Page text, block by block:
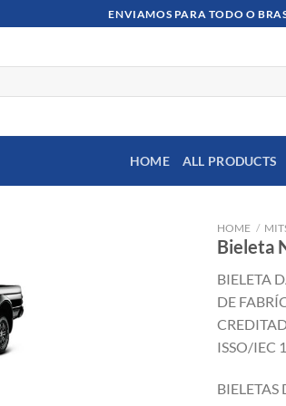
ENVIAMOS PARA TODO O
HOME ALL PRODUCTS
HOME /
Bieleta
BIELETA
DE
ISSO/IEC